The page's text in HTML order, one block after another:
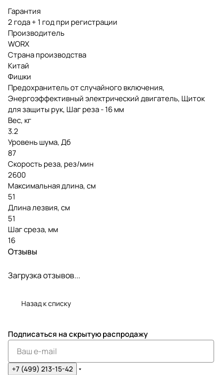
Гарантия
2 года + 1 год при регистрации
Производитель
WORX
Страна производства
Китай
Фишки
Предохранитель от случайного включения,
Энергоэффективный электрический двигатель, Щиток
для защиты рук, Шаг реза - 16 мм
Вес, кг
3.2
Уровень шума, Дб
87
Скорость реза, рез/мин
2600
Максимальная длина, см
51
Длина лезвия, см
51
Шаг среза, мм
16
Отзывы
Загрузка отзывов...
Назад к списку
Подписаться на скрытую распродажу
+7 (499) 213-15-42